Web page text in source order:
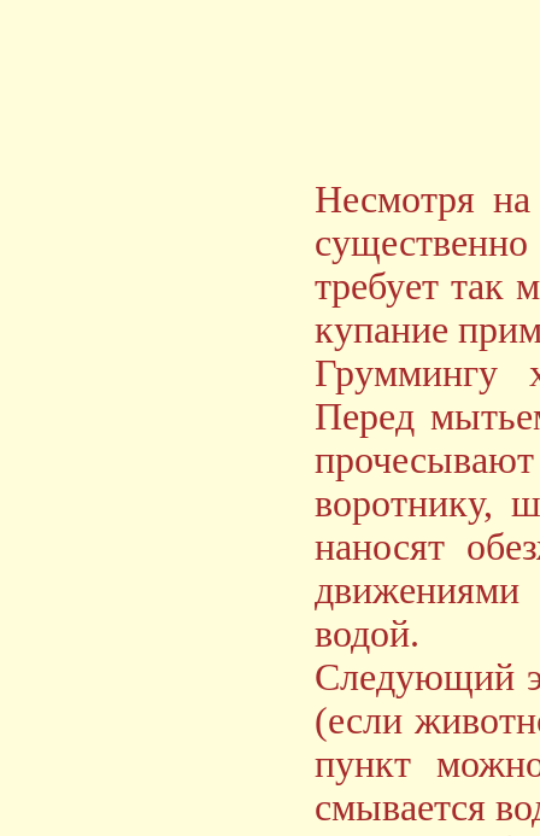
Несмотря
требует так
купание
Груммингу
Перед
воротнику,
наносят
водой.
Следующий
(если
пункт
смывается